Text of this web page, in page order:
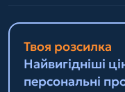
Твоя розсилка
Найвигідніші
персональні